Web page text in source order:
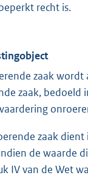
recht is.
zaak wordt
zaak, bedoeld
zaak
de waarde
IV van de Wet